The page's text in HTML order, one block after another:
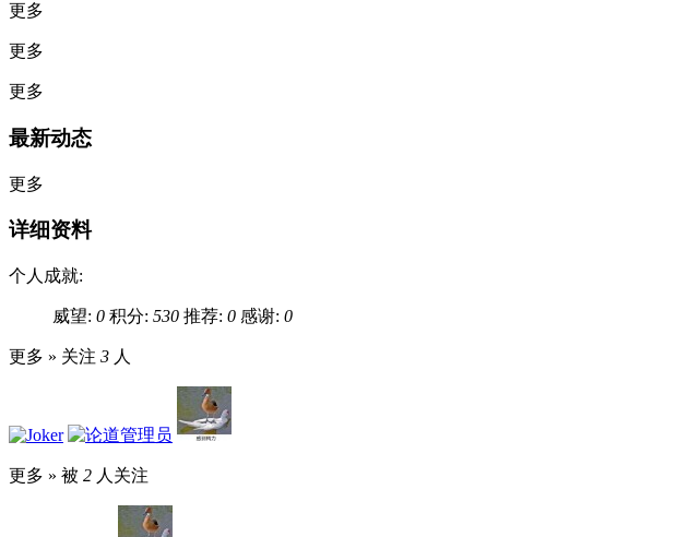
更多
更多
更多
最新动态
更多
详细资料
个人成就:
威望: 0 积分: 530 推荐: 0 感谢: 0
更多 » 关注 3 人
更多 » 被 2 人关注